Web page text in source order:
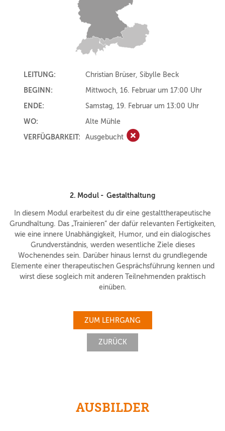
LEITUNG:
Christian Brüser, Sibylle Beck
BEGINN:
Mittwoch, 16. Februar um 17:00 Uhr
ENDE:
Samstag, 19. Februar um 13:00 Uhr
WO:
Alte Mühle
VERFÜGBARKEIT:
Ausgebucht Ausgebucht
2. Modul - Gestalthaltung
In diesem Modul erarbeitest du dir eine gestalttherapeutische
Grundhaltung. Das „Trainieren“ der dafür relevanten Fertigkeiten,
wie eine innere Unabhängigkeit, Humor, und ein dialogisches
Grundverständnis, werden wesentliche Ziele dieses
Wochenendes sein. Darüber hinaus lernst du grundlegende
Elemente einer therapeutischen Gesprächsführung kennen und
wirst diese sogleich mit anderen Teilnehmenden praktisch
einüben.
ZUM LEHRGANG
ZURÜCK
AUSBILDER